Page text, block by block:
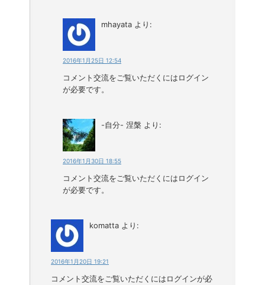
mhayata より:
2016年1月25日 12:54
コメント交流をご覧いただくにはログイン
が必要です。
-自分- 涅槃 より:
2016年1月30日 18:55
コメント交流をご覧いただくにはログイン
が必要です。
komatta より:
2016年1月20日 19:21
コメント交流をご覧いただくにはログインが必